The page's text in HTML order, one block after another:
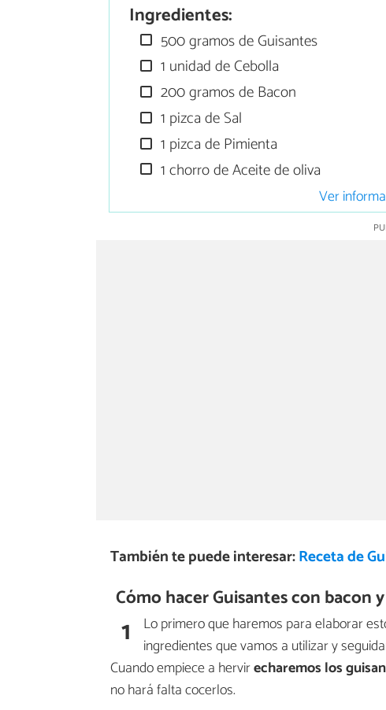
Ingredientes:
500 gramos de Guisantes
1 unidad de Cebolla
200 gramos de Bacon
1 pizca de Sal
1 pizca de Pimienta
1 chorro de Aceite de oliva
Ver
También te puede interesar:Receta de
Cómo hacer Guisantes con bacon
1
Lo primero que haremos para elaborar
ingredientes que vamos a utilizar y
Cuando empiece a hervirecharemos los
no hará falta cocerlos.